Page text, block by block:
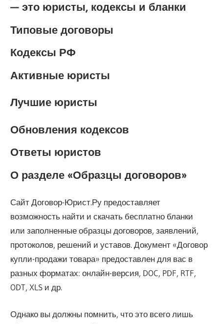
— это юристы, кодексы и бланки
Типовые договоры
Кодексы РФ
Активные юристы
Лучшие юристы
Обновления кодексов
Ответы юристов
О разделе «Образцы договоров»
Сайт Договор-Юрист.Ру предоставляет
возможность найти и скачать бесплатно бланки
или заполненные образцы договоров, заявлений,
протоколов, решений и уставов. Документ «Договор
купли-продажи товара» предоставлен для вас в
разных форматах: онлайн-версия, DOC, PDF, RTF,
ODT, XLS и др.
Однако вы должны помнить, что это всего лишь